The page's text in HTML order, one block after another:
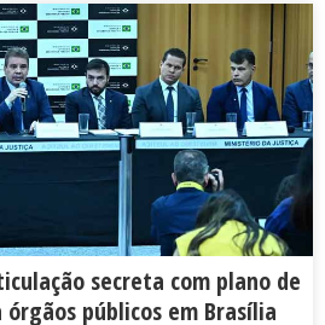
secreta com plano de
públicos em Brasília